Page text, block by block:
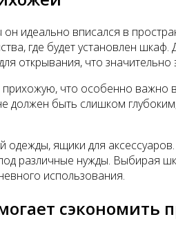
вписался в
где будет установлен
открывания, что значительно
что особенно важно
должен быть слишком
ящики для
различные нужды. Выбирая
использования.
сэкономить